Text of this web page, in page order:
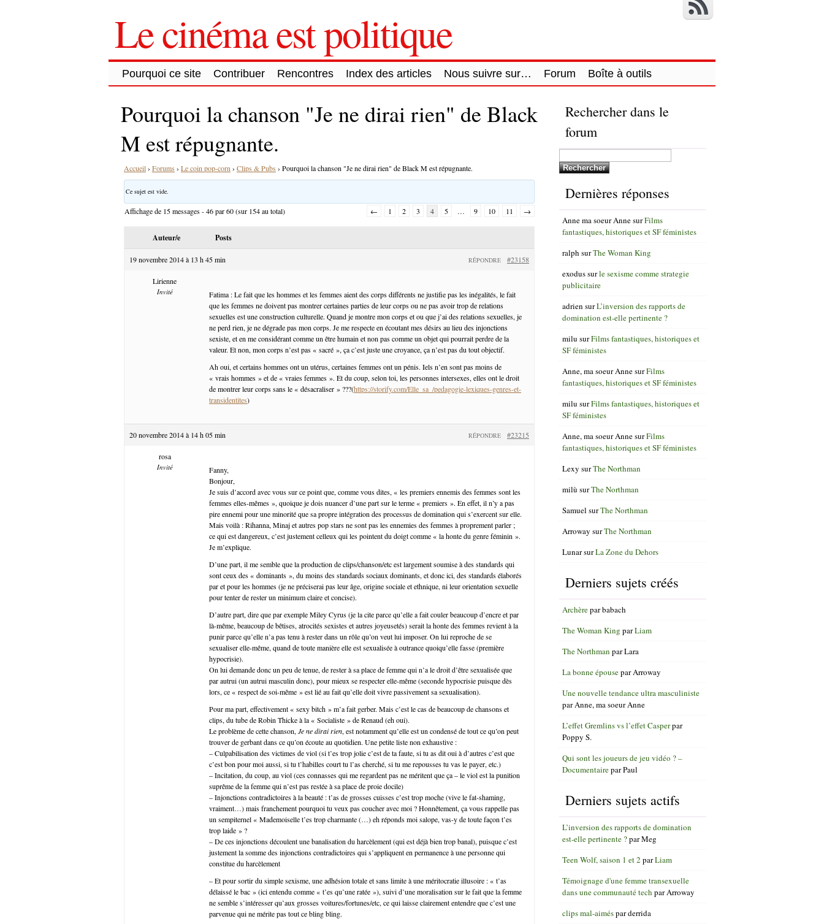
Le cinéma est politique
Pourquoi ce site Contribuer Rencontres Index des articles Nous suivre sur… Forum Boîte à outils
Pourquoi la chanson "Je ne dirai rien" de Black
M est répugnante.
Accueil› Forums › Le coin pop-corn › Clips & Pubs › Pourquoi la chanson "Je ne dirai rien" de Black M est répugnante.
Ce sujet est vide.
Affichage de 15 messages - 46 par 60 (sur 154 au total) ← 1 2 3 4 5 … 9 10 11 →
Auteur/e Posts
19 novembre 2014 à 13 h 45 min #23158
RÉPONDRE
Lirienne
Invité
Fatima : Le fait que les hommes et les femmes aient des corps différents ne justifie pas les inégalités, le fait
que les femmes ne doivent pas montrer certaines parties de leur corps ou ne pas avoir trop de relations
sexuelles est une construction culturelle. Quand je montre mon corps et ou que j’ai des relations sexuelles, je
ne perd rien, je ne dégrade pas mon corps. Je me respecte en écoutant mes désirs au lieu des injonctions
sexiste, et en me considérant comme un être humain et non pas comme un objet qui pourrait perdre de la
valeur. Et non, mon corps n’est pas « sacré », ça c’est juste une croyance, ça n’est pas du tout objectif.
Ah oui, et certains hommes ont un utérus, certaines femmes ont un pénis. Iels n’en sont pas moins de
« vrais hommes » et de « vraies femmes ». Et du coup, selon toi, les personnes intersexes, elles ont le droit
de montrer leur corps sans le « désacraliser » ???(https://storify.com/Elle_sa_/pedagogie-lexiques-genres-et-
transidentites)
20 novembre 2014 à 14 h 05 min #23215
RÉPONDRE
rosa
Invité
Fanny,
Bonjour,
Je suis d’accord avec vous sur ce point que, comme vous dites, « les premiers ennemis des femmes sont les
femmes elles-mêmes », quoique je dois nuancer d’une part sur le terme « premiers ». En effet, il n’y a pas
pire ennemi pour une minorité que sa propre intégration des processus de domination qui s’exercent sur elle.
Mais voilà : Rihanna, Minaj et autres pop stars ne sont pas les ennemies des femmes à proprement parler ;
ce qui est dangereux, c’est justement celleux qui les pointent du doigt comme « la honte du genre féminin ».
Je m’explique.
D’une part, il me semble que la production de clips/chanson/etc est largement soumise à des standards qui
sont ceux des « dominants », du moins des standards sociaux dominants, et donc ici, des standards élaborés
par et pour les hommes (je ne préciserai pas leur âge, origine sociale et ethnique, ni leur orientation sexuelle
pour tenter de rester un minimum claire et concise).
D’autre part, dire que par exemple Miley Cyrus (je la cite parce qu’elle a fait couler beaucoup d’encre et par
là-même, beaucoup de bêtises, atrocités sexistes et autres joyeusetés) serait la honte des femmes revient à la
punir parce qu’elle n’a pas tenu à rester dans un rôle qu’on veut lui imposer. On lui reproche de se
sexualiser elle-même, quand de toute manière elle est sexualisée à outrance quoiqu’elle fasse (première
hypocrisie).
On lui demande donc un peu de tenue, de rester à sa place de femme qui n’a le droit d’être sexualisée que
par autrui (un autrui masculin donc), pour mieux se respecter elle-même (seconde hypocrisie puisque dès
lors, ce « respect de soi-même » est lié au fait qu’elle doit vivre passivement sa sexualisation).
Pour ma part, effectivement « sexy bitch » m’a fait gerber. Mais c’est le cas de beaucoup de chansons et
clips, du tube de Robin Thicke à la « Socialiste » de Renaud (eh oui).
Le problème de cette chanson, Je ne dirai rien, est notamment qu’elle est un condensé de tout ce qu’on peut
trouver de gerbant dans ce qu’on écoute au quotidien. Une petite liste non exhaustive :
– Culpabilisation des victimes de viol (si t’es trop jolie c’est de ta faute, si tu as dit oui à d’autres c’est que
c’est bon pour moi aussi, si tu t’habilles court tu l’as cherché, si tu me repousses tu vas le payer, etc.)
– Incitation, du coup, au viol (ces connasses qui me regardent pas ne méritent que ça – le viol est la punition
suprême de la femme qui n’est pas restée à sa place de proie docile)
– Injonctions contradictoires à la beauté : t’as de grosses cuisses c’est trop moche (vive le fat-shaming,
vraiment…) mais franchement pourquoi tu veux pas coucher avec moi ? Honnêtement, ça vous rappelle pas
un sempiternel « Mademoiselle t’es trop charmante (…) eh réponds moi salope, vas-y de toute façon t’es
trop laide » ?
– De ces injonctions découlent une banalisation du harcèlement (qui est déjà bien trop banal), puisque c’est
justement la somme des injonctions contradictoires qui s’appliquent en permanence à une personne qui
constitue du harcèlement
– Et pour sortir du simple sexisme, une adhésion totale et sans limite à une méritocratie illusoire : « t’as
délaissé le bac » (ici entendu comme « t’es qu’une ratée »), suivi d’une moralisation sur le fait que la femme
ne semble s’intéresser qu’aux grosses voitures/fortunes/etc, ce qui laisse clairement entendre que c’est une
parvenue qui ne mérite pas tout ce bling bling.
Rechercher dans le
forum
Dernières réponses
Anne ma soeur AnnesurFilms
fantastiques, historiques et SF féministes
ralph surThe Woman King
exodussurle sexisme comme strategie
publicitaire
adrien surL’inversion des rapports de
domination est-elle pertinente ?
milu surFilms fantastiques, historiques et
SF féministes
Anne, ma soeur AnnesurFilms
fantastiques, historiques et SF féministes
milu surFilms fantastiques, historiques et
SF féministes
Anne, ma soeur AnnesurFilms
fantastiques, historiques et SF féministes
Lexy surThe Northman
milù surThe Northman
Samuel surThe Northman
Arroway surThe Northman
LunarsurLa Zone du Dehors
Derniers sujets créés
Archèreparbabach
The Woman King parLiam
The Northman parLara
La bonne épouseparArroway
Une nouvelle tendance ultra masculiniste
parAnne, ma soeur Anne
L’effet Gremlins vs l’effet Casperpar
Poppy S.
Qui sont les joueurs de jeu vidéo ? –
DocumentaireparPaul
Derniers sujets actifs
L’inversion des rapports de domination
est-elle pertinente ?parMeg
Teen Wolf, saison 1 et 2 parLiam
Témoignage d'une femme transexuelle
dans une communauté tech parArroway
clips mal-aimésparderrida